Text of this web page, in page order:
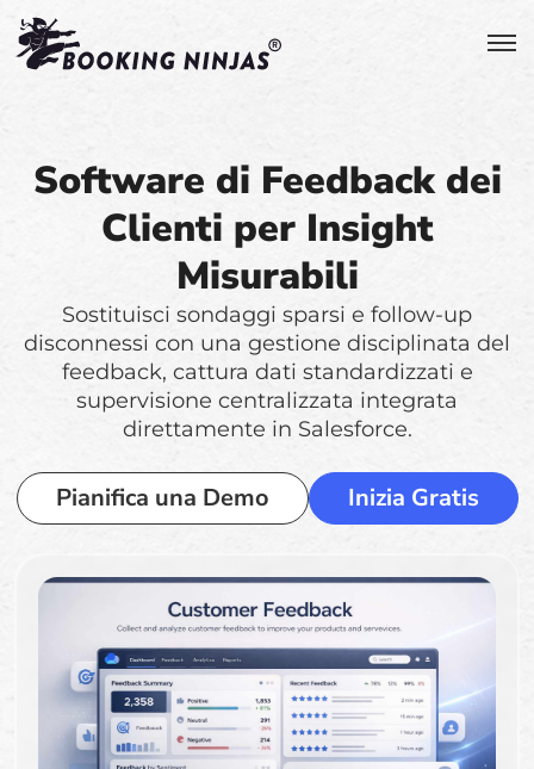
Software di Feedback dei
Clienti per Insight
Misurabili
Sostituisci sondaggi sparsi e follow-up
disconnessi con una gestione disciplinata del
feedback, cattura dati standardizzati e
supervisione centralizzata integrata
direttamente in Salesforce.
Pianifica una Demo Inizia Gratis